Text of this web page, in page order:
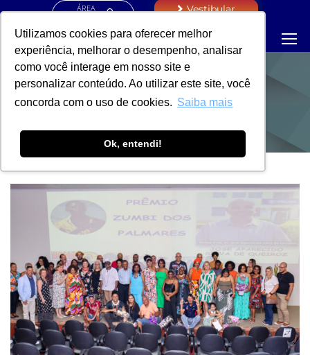
Utilizamos cookies para oferecer melhor
experiência, melhorar o desempenho, analisar
como você interage em nosso site e
personalizar conteúdo. Ao utilizar este site, você
concorda com o uso de cookies. Saiba mais
Ok, entendi!
ÁREA
Vestibular
NOTÍCIAS